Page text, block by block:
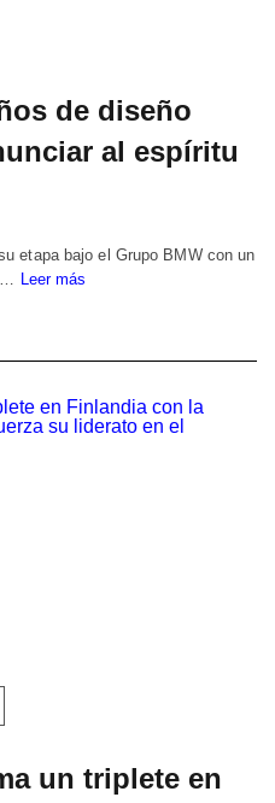
de diseño
al espíritu
etapa bajo el Grupo BMW con un
Leer más
un triplete en